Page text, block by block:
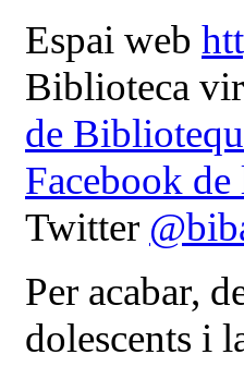
Espai web
Biblioteca
de
Facebook
Twitter
Per acabar,
dolescents i